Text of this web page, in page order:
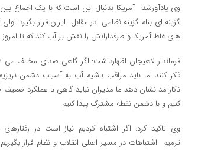
وی یادآورشد: آمریکا بدنبال این است که با یک اجماع بین
گزینه ای بنام گزینه نظامی در مقابل ایران قرار بگیرد
های غلط آمریکا و طرفدارانش را نقش بر آب کند که تا
فرماندار لاهیجان اظهارداشت: اگر گاهی صدای مخالف
فکر کنند اما باید مراقب باشیم آب به آسیاب دشمن
ناکارآمد نشان دهد ما مدیران نباید گاهی با عملکرد
کنیم و با دشمن نقطه مشترک پیدا کنیم.
وی تاکید کرد: اگر اشتباه کردیم نیاز است در
ترمیم اشتباهات در مسیر اصلی انقلاب و نظام قرار